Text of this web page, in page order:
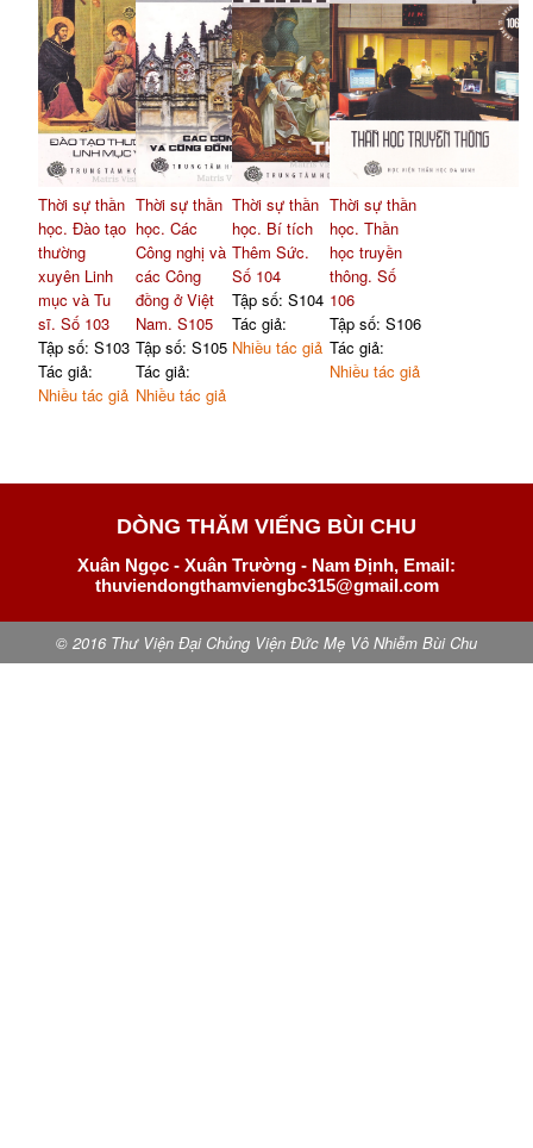
Thời sự thần
học. Đào tạo
thường
xuyên Linh
mục và Tu
sĩ. Số 103
Tập số: S103
Tác giả:
Nhiều tác giả
Thời sự thần
học. Các
Công nghị và
các Công
đồng ở Việt
Nam. S105
Tập số: S105
Tác giả:
Nhiều tác giả
Thời sự thần
học. Bí tích
Thêm Sức.
Số 104
Tập số: S104
Tác giả:
Nhiều tác giả
Thời sự thần
học. Thần
học truyền
thông. Số
106
Tập số: S106
Tác giả:
Nhiều tác giả
DÒNG THĂM VIẾNG BÙI CHU
Xuân Ngọc - Xuân Trường - Nam Định, Email:
thuviendongthamviengbc315@gmail.com
© 2016 Thư Viện Đại Chủng Viện Đức Mẹ Vô Nhiễm Bùi Chu